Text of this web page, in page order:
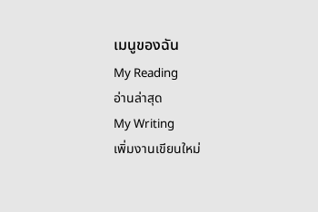
เมนูของฉัน
My Reading
อ่านล่าสุด
My Writing
เพิ่มงานเขียนใหม่